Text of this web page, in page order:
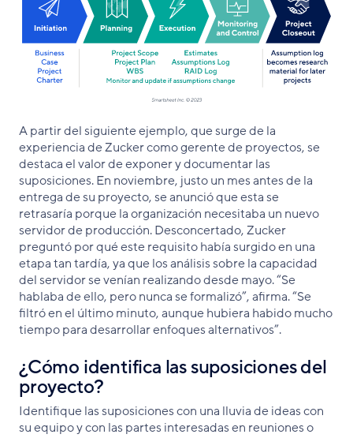
A partir del siguiente ejemplo, que surge de la
experiencia de Zucker como gerente de proyectos, se
destaca el valor de exponer y documentar las
suposiciones. En noviembre, justo un mes antes de la
entrega de su proyecto, se anunció que esta se
retrasaría porque la organización necesitaba un nuevo
servidor de producción. Desconcertado, Zucker
preguntó por qué este requisito había surgido en una
etapa tan tardía, ya que los análisis sobre la capacidad
del servidor se venían realizando desde mayo. “Se
hablaba de ello, pero nunca se formalizó”, afirma. “Se
filtró en el último minuto, aunque hubiera habido mucho
tiempo para desarrollar enfoques alternativos”.
¿Cómo identifica las suposiciones del
proyecto?
Identifique las suposiciones con una lluvia de ideas con
su equipo y con las partes interesadas en reuniones o